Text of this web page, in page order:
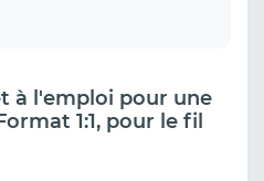
à l'emploi pour une
1:1, pour le fil